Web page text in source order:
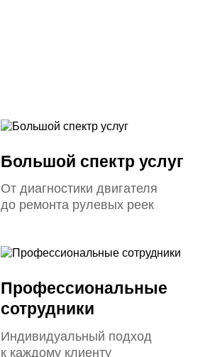
Большой спектр услуг
От диагностики двигателя
до ремонта рулевых реек
Профессиональные
сотрудники
Индивидуальный подход
к каждому клиенту